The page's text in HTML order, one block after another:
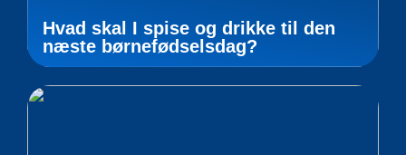
Hvad skal I spise og drikke til den
næste børnefødselsdag?